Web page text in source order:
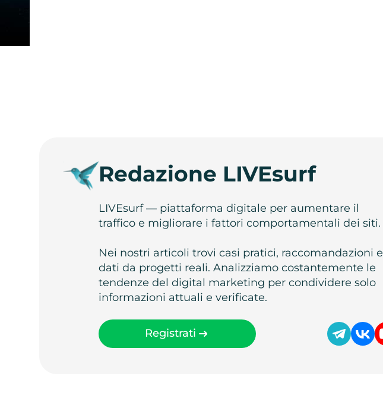
Redazione LIVEsurf
LIVEsurf — piattaforma digitale per aumentare il
traffico e migliorare i fattori comportamentali dei siti.
Nei nostri articoli trovi casi pratici, raccomandazioni e
dati da progetti reali. Analizziamo costantemente le
tendenze del digital marketing per condividere solo
informazioni attuali e verificate.
Registrati